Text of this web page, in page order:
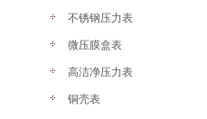
不锈钢压力表
微压膜盒表
高洁净压力表
铜壳表